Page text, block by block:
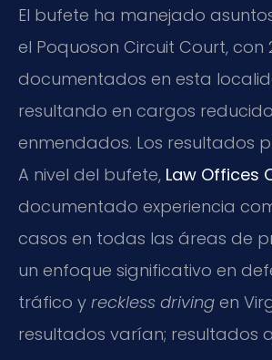
El bufete ha manejado
el Poquoson Circuit Court, con
documentados en esta
resultando en cargos
enmendados. Los resultados
A nivel del bufete, Law Offices
documentado experiencia
casos en todas las áreas de
un enfoque significativo en
tráfico y reckless driving en
resultados varían; resultados